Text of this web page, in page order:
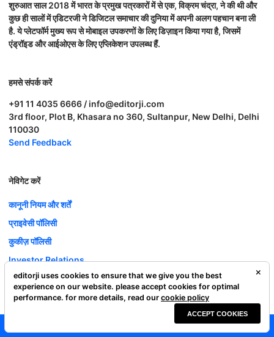
शुरुआत साल 2018 में भारत के प्रमुख पत्रकारों में से एक, विक्रम चंद्रा, ने की थी और
कुछ ही सालों में एडिटरजी ने डिजिटल समाचार की दुनिया में अपनी अलग पहचान बना ली
है. ये प्लेटफॉर्म मुख्य रूप से मोबाइल उपकरणों के लिए डिज़ाइन किया गया है, जिसमें
एंड्रॉइड और आईओएस के लिए एप्लिकेशन उपलब्ध हैं.
हमसे संपर्क करें
+91 11 4035 6666 / info@editorji.com
3rd floor, Plot B, Khasara no 360, Sultanpur, New Delhi, Delhi
110030
Send Feedback
नेविगेट करें
कानूनी नियम और शर्तें
प्राइवेसी पॉलिसी
कुकीज़ पॉलिसी
Investor Relations
करियर
Complaint Redressal
Editorji Technologies Pvt. Ltd. © 2022 All Rights Reserved.
editorji uses cookies to ensure that we give you the best
experience on our website. please accept cookies for optimal
performance. for more details, read our cookie policy
ACCEPT COOKIES